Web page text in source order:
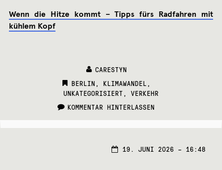
Wenn die Hitze kommt – Tipps fürs Radfahren mit
kühlem Kopf
CARESTYN
CATEGORIES:
BERLIN , KLIMAWANDEL ,
UNKATEGORISIERT , VERKEHR
KOMMENTAR HINTERLASSEN
19. JUNI 2026 – 16:48